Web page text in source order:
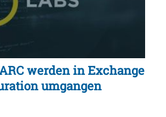
werden in Exchange
umgangen